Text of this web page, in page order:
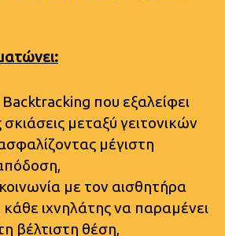
που εξαλείφει
μεταξύ γειτονικών
μέγιστη
με τον αισθητήρα
ιχνηλάτης να παραμένει
βέλτιστη θέση,